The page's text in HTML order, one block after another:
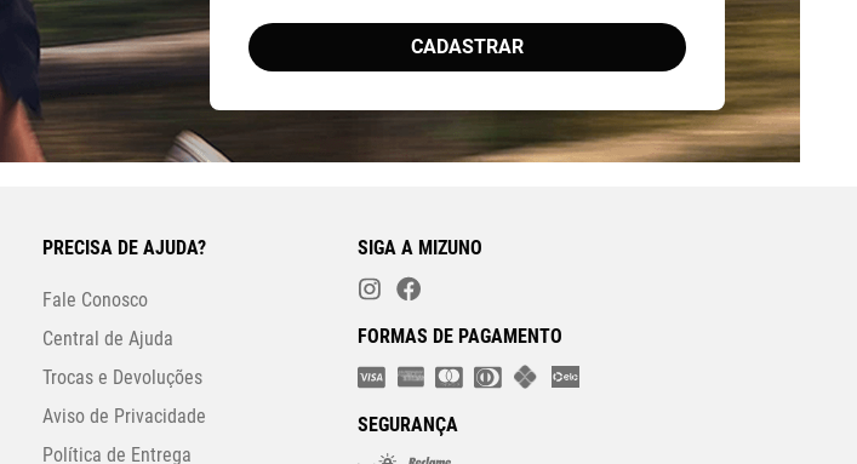
CADASTRAR
PRECISA DE AJUDA?
Fale Conosco
Central de Ajuda
Trocas e Devoluções
Aviso de Privacidade
Política de Entrega
SIGA A MIZUNO
FORMAS DE PAGAMENTO
SEGURANÇA